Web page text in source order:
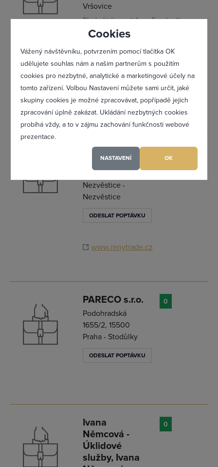
Cookies
Vážený návštěvníku, potvrzením pomocí tlačítka OK
udělujete souhlas nám a našim partnerům s použitím
cookies pro nezbytné, analytické a marketingové účely na
tomto zařízení. Volbou Nastavení můžete sami určit, jaké
skupiny cookies je možné zpracovávat, popřípadě jejich
zpracování úplně zakázat. Ukládání nezbytných cookies
probíhá vždy, a to v zájmu zachování funkčnosti webové
prezentace.
NASTAVENÍ OK
Vršovice
Předmět činnosti firmy Eurokvalit s.r.o.
stavby, stavby na klíč, fasády, výkopové
práce,stavební práce, pomocné práce,
ODESLAT POPTÁVKU
www.eurokvalit.cz
Renáta
Heřmanová
Nezvěstice -
Nezvěstice
ODESLAT POPTÁVKU
www.renytrade.cz
PARECO s.r.o.
Podohradská
1655/2, 15500
Praha - Stodůlky
ODESLAT POPTÁVKU
0
Ivana
Němcová -
Úklidové
služby, Ivana
0
Zapomněl(a) jsem heslo
Registrovat se
Maximální zviditelnění ve výpisu firem
Profesionální přístup k Vám i Vaší firmě
Vždy aktuální prezentace Vaší firmy